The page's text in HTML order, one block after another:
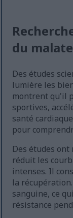
du
Des études
lumière les
montrent qu'il
sportives,
santé
pour
Des études
réduit les
intenses. Il
la
sanguine, ce
résistance